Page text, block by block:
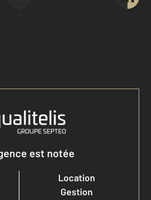
une estimation
à mon compte
est notée
Location
Gestion